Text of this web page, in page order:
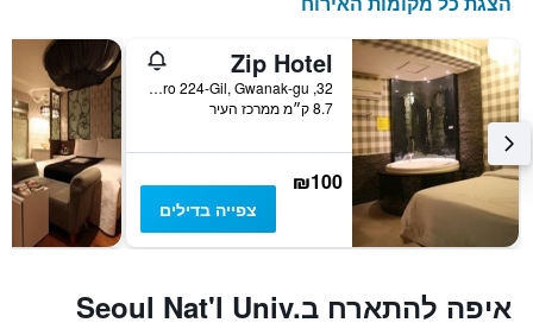
Zip Hotel
32, Nambusunhwan-ro 224-Gil, Gwanak-gu, סיאול, דרום קוריאה
8.7 ק״מ ממרכז העיר
₪100
צפייה בדילים
איפה להתארח בSeoul Nat'l Univ.